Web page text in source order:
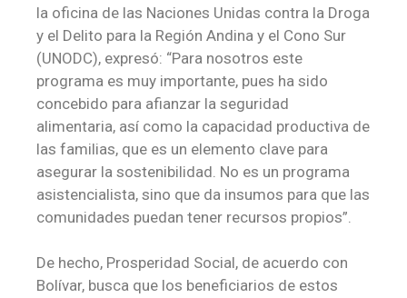
la oficina de las Naciones Unidas contra la Droga
y el Delito para la Región Andina y el Cono Sur
(UNODC), expresó: “Para nosotros este
programa es muy importante, pues ha sido
concebido para afianzar la seguridad
alimentaria, así como la capacidad productiva de
las familias, que es un elemento clave para
asegurar la sostenibilidad. No es un programa
asistencialista, sino que da insumos para que las
comunidades puedan tener recursos propios”.
De hecho, Prosperidad Social, de acuerdo con
Bolívar, busca que los beneficiarios de estos